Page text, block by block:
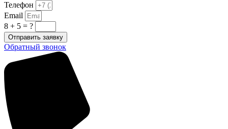
Телефон
Email
8 + 5 = ?
Отправить заявку
Обратный звонок